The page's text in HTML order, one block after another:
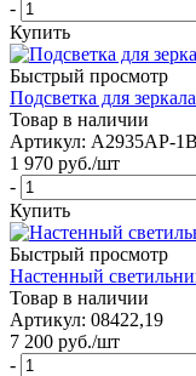
-
Купить
Быстрый просмотр
Подсветка для
Товар в наличии
Артикул: A2935AP-
1 970 руб./шт
-
Купить
Быстрый просмотр
Настенный
Товар в наличии
Артикул: 08422,19
7 200 руб./шт
-